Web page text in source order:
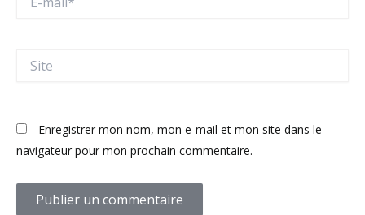
mail*
Enregistrer mon nom, mon e-mail et mon site dans le
navigateur pour mon prochain commentaire.